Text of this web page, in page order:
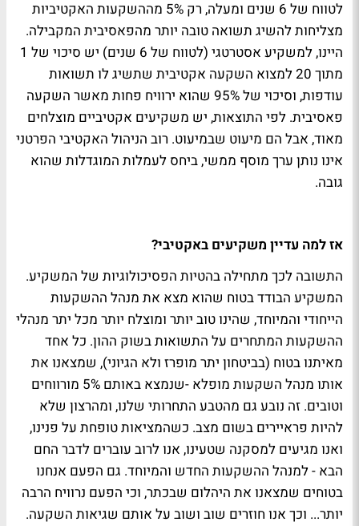
לטווח של 6 שנים ומעלה, רק 5% מההשקעות האקטיביות
מצליחות להשיג תשואה טובה יותר מהפאסיבית המקבילה.
היינו, למשקיע אסטרטגי (לטווח של 6 שנים) יש סיכוי של 1
מתוך 20 למצוא השקעה אקטיבית שתשיג לו תשואות
עודפות, וסיכוי של 95% שהוא ירוויח פחות מאשר השקעה
פאסיבית. לפי התוצאות, יש משקיעים אקטיביים מוצלחים
מאוד, אבל הם מיעוט שבמיעוט. רוב הניהול האקטיבי הפרטני
אינו נותן ערך מוסף ממשי, ביחס לעמלות המוגדלות שהוא
גובה.
אז למה עדיין משקיעים באקטיבי?
התשובה לכך מתחילה בהטיות הפסיכולוגיות של המשקיע.
המשקיע הבודד בטוח שהוא מצא את מנהל ההשקעות
הייחודי והמיוחד, שהינו טוב יותר ומוצלח יותר מכל יתר מנהלי
ההשקעות המתחרים על התשואות בשוק ההון. כל אחד
מאיתנו בטוח (בביטחון יתר מופרז ולא הגיוני), שמצאנו את
אותו מנהל השקעות מופלא -שנמצא באותם 5% מורווחים
וטובים. זה נובע גם מהטבע התחרותי שלנו, ומהרצון שלא
להיות פראיירים בשום מצב. כשהמציאות טופחת על פנינו,
ואנו מגיעים למסקנה שטעינו, אנו לרוב עוברים לדבר החם
הבא - למנהל ההשקעות החדש והמיוחד. גם הפעם אנחנו
בטוחים שמצאנו את היהלום שבכתר, וכי הפעם נרוויח הרבה
יותר... וכך אנו חוזרים שוב ושוב על אותם שגיאות השקעה.